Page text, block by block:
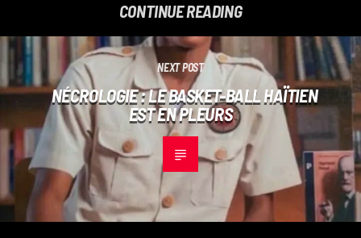
CONTINUE READING
NEXT POST
NÉCROLOGIE : LE BASKET-BALL HAÏTIEN
EST EN PLEURS